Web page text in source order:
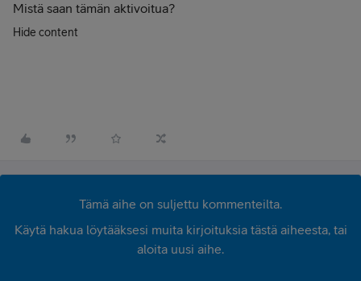
Mistä saan tämän aktivoitua?
Hide content
Tämä aihe on suljettu kommenteilta.
Käytä hakua löytääksesi muita kirjoituksia tästä aiheesta, tai
aloita uusi aihe.